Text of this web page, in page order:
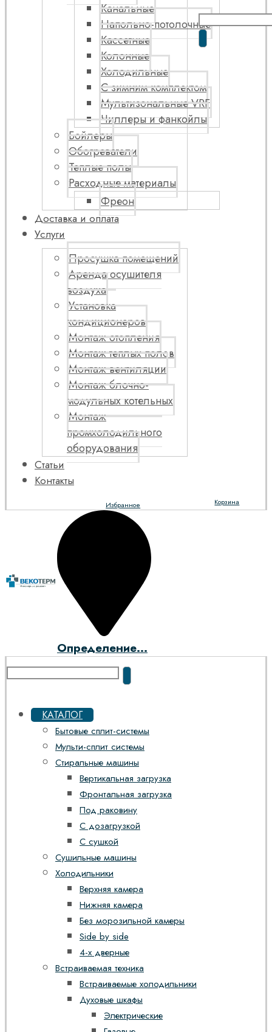
Канальные
Напольно-потолочные
Кассетные
Колонные
Холодильные
С зимним комплектом
Мультизональные VRF
Чиллеры и фанкойлы
Бойлеры
Обогреватели
Теплые полы
Расходные материалы
Фреон
Доставка и оплата
Услуги
Просушка помещений
Аренда осушителя
воздуха
Установка
кондиционеров
Монтаж отопления
Монтаж теплых полов
Монтаж вентиляции
Монтаж блочно-
модульных котельных
Монтаж
промхолодильного
оборудования
Статьи
Контакты
Корзина
Избранное
Определение...
КАТАЛОГ
Бытовые сплит-системы
Мульти-сплит системы
Стиральные машины
Вертикальная загрузка
Фронтальная загрузка
Под раковину
С дозагрузкой
С сушкой
Сушильные машины
Холодильники
Верхняя камера
Нижняя камера
Без морозильной камеры
Side by side
4-х дверные
Встраиваемая техника
Встраиваемые холодильники
Духовые шкафы
Электрические